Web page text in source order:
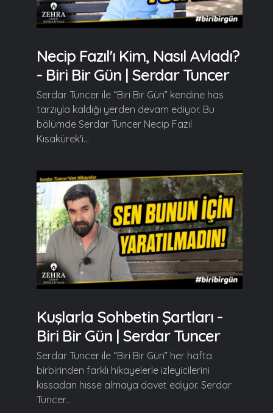
Necip Fazıl'ı Kim, Nasıl Avladı?
- Biri Bir Gün | Serdar Tuncer
Serdar Tuncer ile “Biri Bir Gün” kendine has
tarzıyla kaldığı yerden devam ediyor. Bu
bölümde Serdar Tuncer Necip Fazıl
Kısakürek'i...
Kuşlarla Sohbetin Şartları -
Biri Bir Gün | Serdar Tuncer
Serdar Tuncer ile “Biri Bir Gün” her hafta
birbirinden farklı hikayelerle izleyicilerini
kıssadan hisse almaya davet ediyor. Serdar
Tuncer...